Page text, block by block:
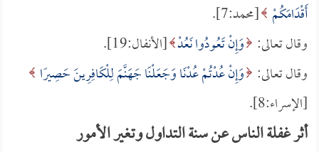
أَقْدَامَكُمْ [محمد:7].
وقال تعالى: وَإِنْ تَعُودُوا نَعُدْ [الأنفال:19].
وقال تعالى: وَإِنْ عُدْتُمْ عُدْنَا وَجَعَلْنَا جَهَنَّمَ لِلْكَافِرِينَ حَصِيرًا
[الإسراء:8].
أثر غفلة الناس عن سنة التداول وتغير الأمور